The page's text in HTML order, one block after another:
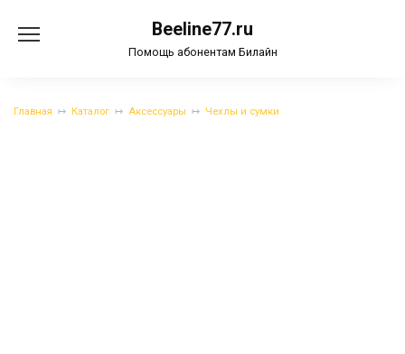
содержанию
Beeline77.ru
Помощь абонентам Билайн
Главная Каталог Аксессуары Чехлы и сумки